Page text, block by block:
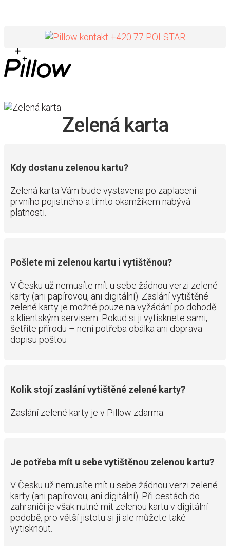
+420 77 POLSTAR
Zelená karta
Kdy dostanu zelenou kartu?
Zelená karta Vám bude vystavena po zaplacení
prvního pojistného a tímto okamžikem nabývá
platnosti.
Pošlete mi zelenou kartu i vytištěnou?
V Česku už nemusíte mít u sebe žádnou verzi zelené
karty (ani papírovou, ani digitální). Zaslání vytištěné
zelené karty je možné pouze na vyžádání po dohodě
s klientským servisem. Pokud si ji vytisknete sami,
šetříte přírodu – není potřeba obálka ani doprava
dopisu poštou
Kolik stojí zaslání vytištěné zelené karty?
Zaslání zelené karty je v Pillow zdarma.
Je potřeba mít u sebe vytištěnou zelenou kartu?
V Česku už nemusíte mít u sebe žádnou verzi zelené
karty (ani papírovou, ani digitální). Při cestách do
zahraničí je však nutné mít zelenou kartu v digitální
podobě, pro větší jistotu si ji ale můžete také
vytisknout.